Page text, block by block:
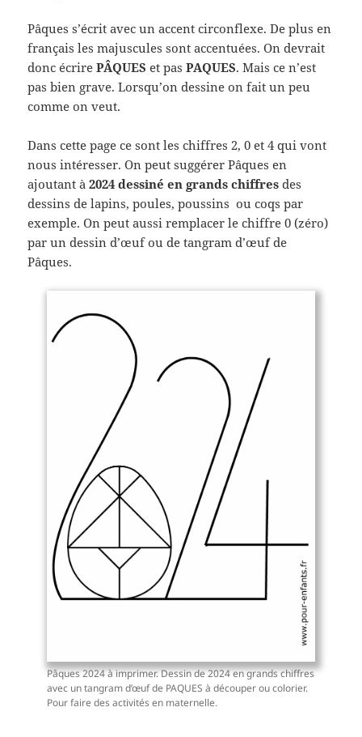
Pâques s’écrit avec un accent circonflexe. De plus en
français les majuscules sont accentuées. On devrait
donc écrirePÂQUES et pasPAQUES. Mais ce n’est
pas bien grave. Lorsqu’on dessine on fait un peu
comme on veut.
Dans cette page ce sont les chiffres 2, 0 et 4 qui vont
nous intéresser. On peut suggérer Pâques en
ajoutant à2024 dessiné en grands chiffres des
dessins de lapins, poules, poussins ou coqs par
exemple. On peut aussi remplacer le chiffre 0 (zéro)
par un dessin d’œuf ou de tangram d’œuf de
Pâques.
Pâques 2024 à imprimer. Dessin de 2024 en grands chiffres
avec un tangram d’œuf de PAQUES à découper ou colorier.
Pour faire des activités en maternelle.